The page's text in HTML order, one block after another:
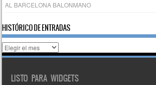
AL BARCELONA BALONMANO
HISTÓRICO DE ENTRADAS
Histórico
de
LISTO PARA WIDGETS